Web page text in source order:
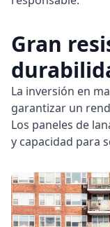
Gran
La inversión en
garantizar un
Los paneles de
y capacidad para